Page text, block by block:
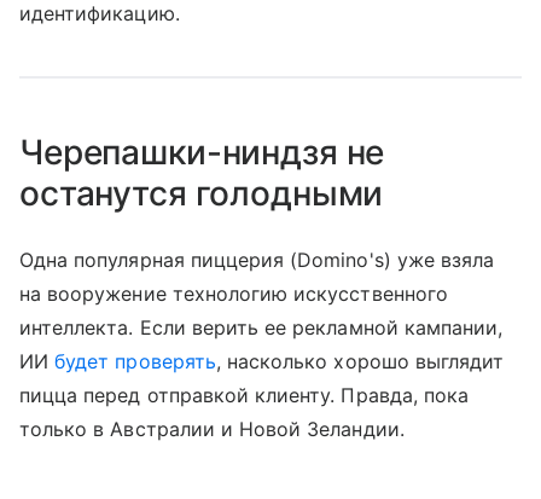
идентификацию.
Черепашки-ниндзя не
останутся голодными
Одна популярная пиццерия (Domino's) уже взяла
на вооружение технологию искусственного
интеллекта. Если верить ее рекламной кампании,
ИИбудет проверять, насколько хорошо выглядит
пицца перед отправкой клиенту. Правда, пока
только в Австралии и Новой Зеландии.